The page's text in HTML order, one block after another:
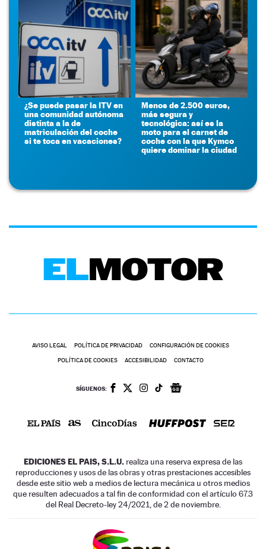
¿Se puede pasar la ITV en
una comunidad autónoma
distinta a la de
matriculación del coche
si te toca en vacaciones?
Menos de 2.500 euros,
más segura y
tecnológica: así es la
moto para el carnet de
coche con la que Kymco
quiere dominar la ciudad
AVISO LEGAL POLÍTICA DE PRIVACIDAD CONFIGURACIÓN DE COOKIES
POLÍTICA DE COOKIES ACCESIBILIDAD CONTACTO
SÍGUENOS:
EDICIONES EL PAIS, S.L.U. realiza una reserva expresa de las
reproducciones y usos de las obras y otras prestaciones accesibles
desde este sitio web a medios de lectura mecánica u otros medios
que resulten adecuados a tal fin de conformidad con el artículo 67.3
del Real Decreto-ley 24/2021, de 2 de noviembre.